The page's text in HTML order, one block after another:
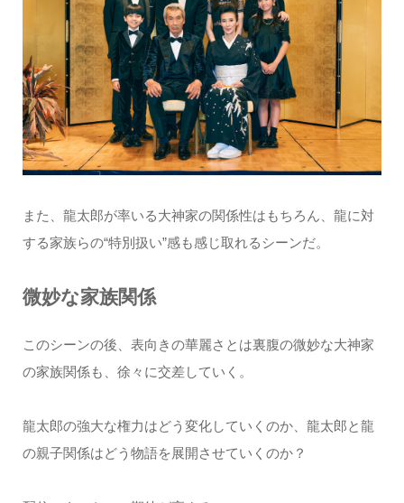
また、龍太郎が率いる大神家の関係性はもちろん、龍に対
する家族らの“特別扱い”感も感じ取れるシーンだ。
微妙な家族関係
このシーンの後、表向きの華麗さとは裏腹の微妙な大神家
の家族関係も、徐々に交差していく。
龍太郎の強大な権力はどう変化していくのか、龍太郎と龍
の親子関係はどう物語を展開させていくのか？